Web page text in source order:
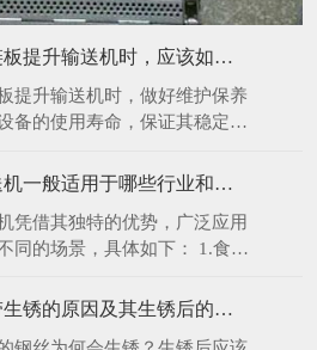
在日常使用链板提升输送机时，应该如何进行维护保养呢
提升输送机时，做好维护保养
备的使用寿命，保证其稳定、
次使用前后，都应清理输送机
留的物料、灰尘和杂物。可以
擦拭设备表面，对于顽固污
清洁剂进行清洗，然后用清水
链板提升输送机一般适用于哪些行业和场景呢
凭借其独特的优势，广泛应用
同的场景，具体如下： 1.食品
食品的生产，链板提升输送机
不锈钢输送带生锈的原因及其生锈后的处理办法